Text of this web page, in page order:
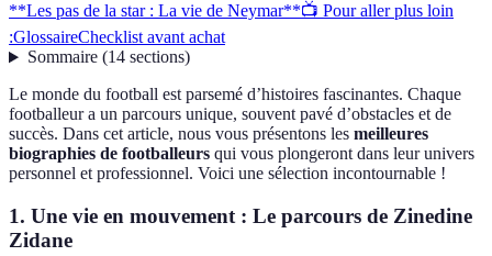
**Les pas de la star : La vie de Neymar**📺 Pour aller plus loin
:GlossaireChecklist avant achat
Sommaire(14 sections)
Le monde du football est parsemé d’histoires fascinantes. Chaque
footballeur a un parcours unique, souvent pavé d’obstacles et de
succès. Dans cet article, nous vous présentons les meilleures
biographies de footballeurs qui vous plongeront dans leur univers
personnel et professionnel. Voici une sélection incontournable !
1. Une vie en mouvement : Le parcours de Zinedine
Zidane